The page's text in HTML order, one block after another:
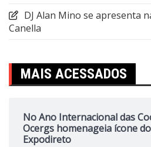
DJ Alan Mino se apresenta
Canella
MAIS ACESSADOS
No Ano Internacional das
Ocergs homenageia ícone
Expodireto